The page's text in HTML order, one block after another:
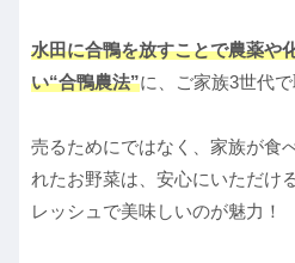
水田に合鴨を放すことで農薬や
い“合鴨農法”に、ご家族3世代
売るためにではなく、家族が食
れたお野菜は、安心にいただけ
レッシュで美味しいのが魅力！